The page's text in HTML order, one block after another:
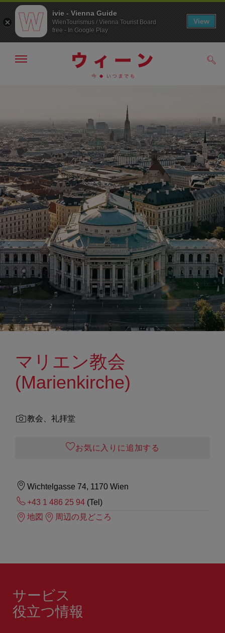
へ
ジ
の
ト
ッ
プ
へ
メ
非
表
示
マリエン教会
(Marienkirche)
教会、礼拝堂
お気に入りに追加する
Wichtelgasse 74, 1170 Wien
+43 1 486 25 94 (Tel)
地図
周辺の見どころ
サービス
役立つ情報
ivie - Vienna Guide
WienTourismus / Vienna Tourist Board
free - In Google Play
View